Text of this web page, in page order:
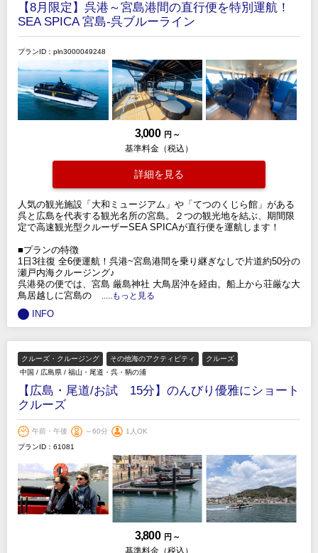
【8月限定】呉港～宮島港間の直行便を特別運航！
SEA SPICA 宮島-呉ブルーライン
プランID：pln3000049248
3,000 円 ～
基準料金（税込）
詳細を見る
人気の観光施設「大和ミュージアム」や「てつのくじら館」がある
呉と広島を代表する観光名所の宮島。２つの観光地を結ぶ、期間限
定で高速観光型クルーザーSEA SPICAが直行便を運航します！
■プランの特徴
1日3往復 全6便運航！呉港~宮島港間を乗り継ぎなしで片道約50分の
瀬戸内海クルージング♪
呉港発の便では、宮島 厳島神社 大鳥居沖を経由。船上から荘厳な大
鳥居越しに宮島の
.....もっと見る
INFO
クルーズ・クルージング その他海のアクティビティ
クルーズ
中国 / 広島県 / 福山・尾道・呉・鞆の浦
【広島・尾道/お試 15分】のんびり優雅にショート
クルーズ
午前・午後 ～60分
1人OK
プランID：61081
3,800 円 ～
基準料金（税込）